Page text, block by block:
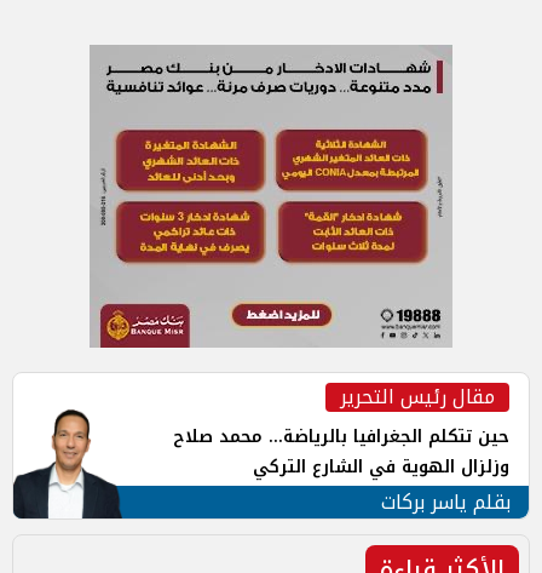
مقال رئيس التحرير
حين تتكلم الجغرافيا بالرياضة... محمد صلاح
وزلزال الهوية في الشارع التركي
بقلم ياسر بركات